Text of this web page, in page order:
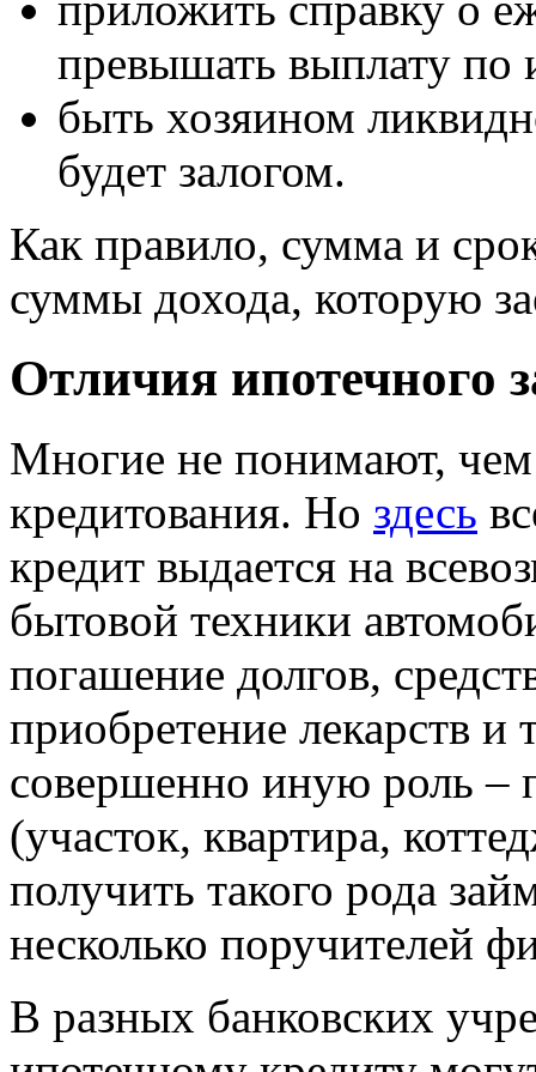
превышать выплату по
быть хозяином
будет залогом.
Как правило, сумма и
суммы дохода, которую
Отличия ипотечного
Многие не понимают,
кредитования. Но здесь
кредит выдается на
бытовой техники
погашение долгов,
приобретение лекарств и
совершенно иную роль –
(участок, квартира,
получить такого рода
несколько поручителей
В разных банковских